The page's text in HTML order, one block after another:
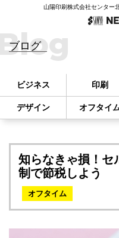
山陽印刷株式会社センタ
ブログ
ビジネス 印刷
デザイン オフタイ
知らなきゃ損！セ
制で節税しよう
オフタイム